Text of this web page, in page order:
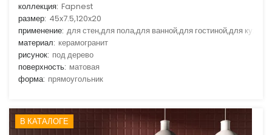
коллекция: Fapnest
размер: 45x7.5,120x20
применение: для стен,для пола,для ванной,для гостиной,для кухни
материал: керамогранит
рисунок: под дерево
поверхность: матовая
форма: прямоугольник
В КАТАЛОГЕ